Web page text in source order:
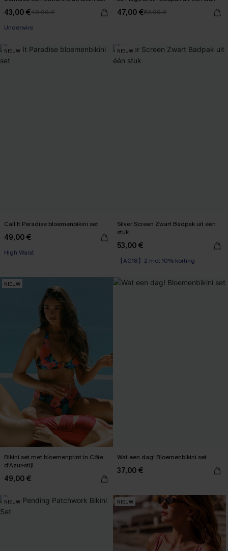
43,00 €49,00 €
Underwire
47,00 €53,00 €
NIEUW
Call It Paradise bloemenbikini set
49,00 €
High Waist
NIEUW
Silver Screen Zwart Badpak uit één
stuk
53,00 €
【AG18】2 met 10% korting
NIEUW
Bikini set met bloemenprint in Côte
d'Azur-stijl
49,00 €
Wat een dag! Bloemenbikini set
37,00 €
NIEUW NIEUW